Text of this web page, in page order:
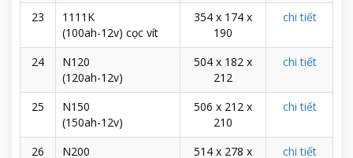
23
1111K
(100ah-12v) cọc vít
354 x 174 x
190
chi tiết
24
N120
(120ah-12v)
504 x 182 x
212
chi tiết
25
N150
(150ah-12v)
506 x 212 x
210
chi tiết
26 N200 514 x 278 x chi tiết